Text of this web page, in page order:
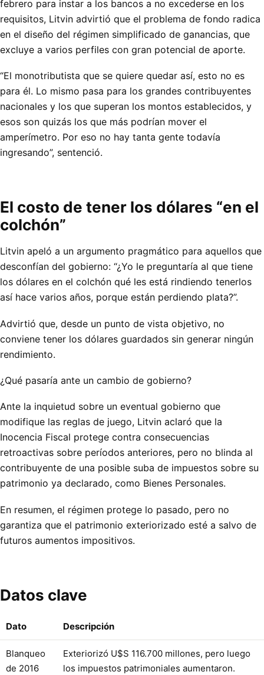
febrero para instar a los bancos a no excederse en los
requisitos, Litvin advirtió que el problema de fondo radica
en el diseño del régimen simplificado de ganancias, que
excluye a varios perfiles con gran potencial de aporte.
“El monotributista que se quiere quedar así, esto no es
para él. Lo mismo pasa para los grandes contribuyentes
nacionales y los que superan los montos establecidos, y
esos son quizás los que más podrían mover el
amperímetro. Por eso no hay tanta gente todavía
ingresando”, sentenció.
El costo de tener los dólares “en el
colchón”
Litvin apeló a un argumento pragmático para aquellos que
desconfían del gobierno: “¿Yo le preguntaría al que tiene
los dólares en el colchón qué les está rindiendo tenerlos
así hace varios años, porque están perdiendo plata?”.
Advirtió que, desde un punto de vista objetivo, no
conviene tener los dólares guardados sin generar ningún
rendimiento.
¿Qué pasaría ante un cambio de gobierno?
Ante la inquietud sobre un eventual gobierno que
modifique las reglas de juego, Litvin aclaró que la
Inocencia Fiscal protege contra consecuencias
retroactivas sobre períodos anteriores, pero no blinda al
contribuyente de una posible suba de impuestos sobre su
patrimonio ya declarado, como Bienes Personales.
En resumen, el régimen protege lo pasado, pero no
garantiza que el patrimonio exteriorizado esté a salvo de
futuros aumentos impositivos.
Datos clave
Dato Descripción
Blanqueo
de 2016
Exteriorizó U$S 116.700 millones, pero luego
los impuestos patrimoniales aumentaron.